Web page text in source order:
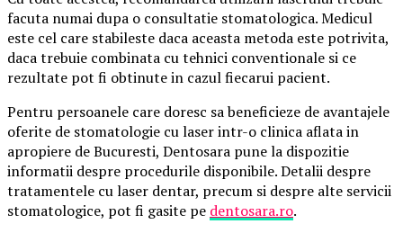
facuta numai dupa o consultatie stomatologica. Medicul
este cel care stabileste daca aceasta metoda este potrivita,
daca trebuie combinata cu tehnici conventionale si ce
rezultate pot fi obtinute in cazul fiecarui pacient.
Pentru persoanele care doresc sa beneficieze de avantajele
oferite de stomatologie cu laser intr-o clinica aflata in
apropiere de Bucuresti, Dentosara pune la dispozitie
informatii despre procedurile disponibile. Detalii despre
tratamentele cu laser dentar, precum si despre alte servicii
stomatologice, pot fi gasite pe dentosara.ro.